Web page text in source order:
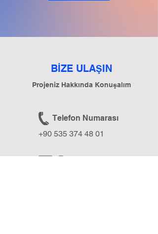
BİZE ULAŞIN
Projeniz Hakkında Konuşalım
Telefon Numarası
+90 535 374 48 01
E-posta